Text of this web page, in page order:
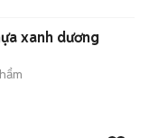
xanh dương